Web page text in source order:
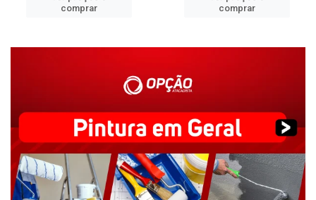
comprar
comprar